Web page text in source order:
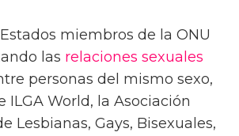
miembros de la ONU
las relaciones sexuales
personas del mismo sexo,
ILGA World, la Asociación
Lesbianas, Gays, Bisexuales,